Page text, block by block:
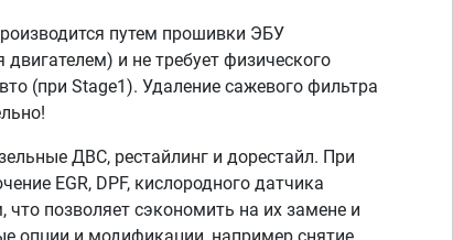
путем прошивки ЭБУ
и не требует физического
(при Stage1). Удаление сажевого фильтра
ДВС, рестайлинг и дорестайл. При
EGR, DPF, кислородного датчика
позволяет сэкономить на их замене и